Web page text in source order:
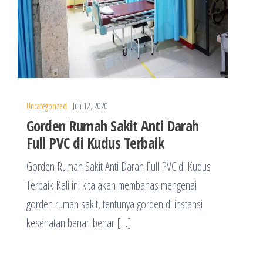
Uncategorized Juli 12, 2020
Gorden Rumah Sakit Anti Darah
Full PVC di Kudus Terbaik
Gorden Rumah Sakit Anti Darah Full PVC di Kudus
Terbaik Kali ini kita akan membahas mengenai
gorden rumah sakit, tentunya gorden di instansi
kesehatan benar-benar […]